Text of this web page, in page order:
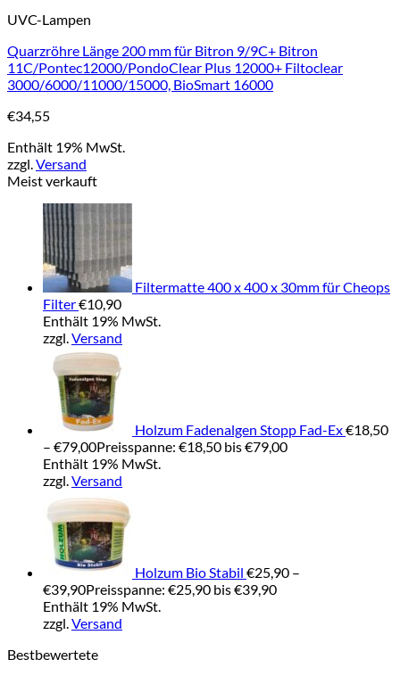
UVC-Lampen
Quarzröhre Länge 200 mm für Bitron 9/9C+ Bitron
11C/Pontec12000/PondoClear Plus 12000+ Filtoclear
3000/6000/11000/15000, BioSmart 16000
€34,55
Enthält 19% MwSt.
zzgl.Versand
Meist verkauft
Filtermatte 400 x 400 x 30mm für Cheops
Filter€10,90
Enthält 19% MwSt.
zzgl.Versand
Holzum Fadenalgen Stopp Fad-Ex€18,50
– €79,00Preisspanne: €18,50 bis €79,00
Enthält 19% MwSt.
zzgl.Versand
Holzum Bio Stabil €25,90 –
€39,90Preisspanne: €25,90 bis €39,90
Enthält 19% MwSt.
zzgl.Versand
Bestbewertete